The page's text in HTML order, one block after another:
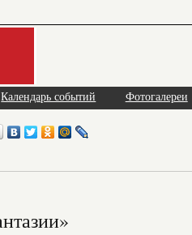
Календарь событий Фотогалереи